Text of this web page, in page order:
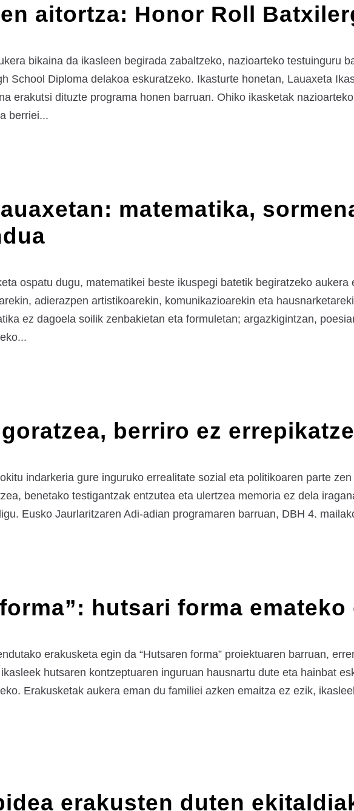
aitortza: Honor Roll
bikaina da ikasleen begirada zabaltzeko, nazioarteko testuinguru
School Diploma delakoa eskuratzeko. Ikasturte honetan, Lauaxeta
erakutsi dituzte programa honen barruan. Ohiko ikasketak
berriei...
matematika,
ospatu dugu, matematikei beste ikuspegi batetik begiratzeko
adierazpen artistikoarekin, komunikazioarekin eta
ez dagoela soilik zenbakietan eta formuletan; argazkigintzan,
berriro ez
indarkeria gure inguruko errealitate sozial eta politikoaren parte
benetako testigantzak entzutea eta ulertzea memoria ez dela
Eusko Jaurlaritzaren Adi-adian programaren barruan, DBH 4.
hutsari forma
erakusketa egin da “Hutsaren forma” proiektuaren barruan,
hutsaren kontzeptuaren inguruan hausnartu dute eta hainbat
Erakusketak aukera eman du familiei azken emaitza ez ezik,
erakusten duten